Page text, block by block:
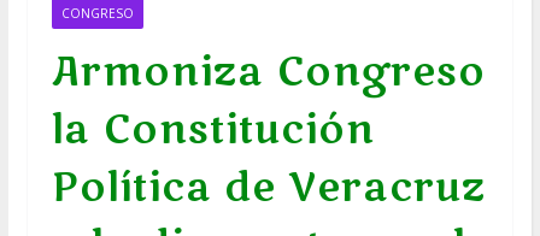
CONGRESO
Armoniza Congreso
la Constitución
Política de Veracruz